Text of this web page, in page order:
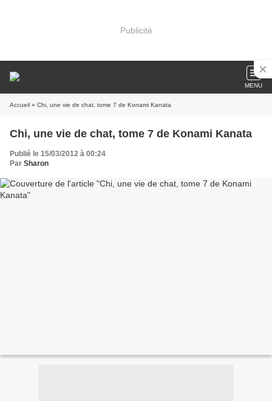
Publicité
MENU
Accueil » Chi, une vie de chat, tome 7 de Konami Kanata
Chi, une vie de chat, tome 7 de Konami Kanata
Publié le 15/03/2012 à 00:24
Par Sharon